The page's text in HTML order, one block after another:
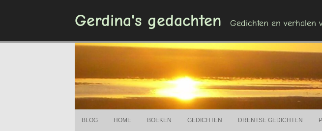
Gerdina's gedachten Gedichten en verhalen
BLOG HOME BOEKEN GEDICHTEN DRENTSE GEDICHTEN